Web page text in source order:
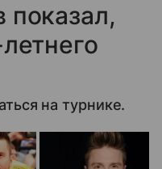
показал,
на турнике.